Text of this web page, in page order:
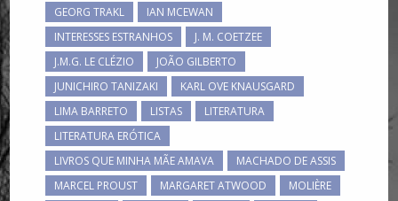
GEORG TRAKL
IAN MCEWAN
INTERESSES ESTRANHOS
J. M. COETZEE
J.M.G. LE CLÉZIO
JOÃO GILBERTO
JUNICHIRO TANIZAKI
KARL OVE KNAUSGARD
LIMA BARRETO
LISTAS
LITERATURA
LITERATURA ERÓTICA
LIVROS QUE MINHA MÃE AMAVA
MACHADO DE ASSIS
MARCEL PROUST
MARGARET ATWOOD
MOLIÈRE